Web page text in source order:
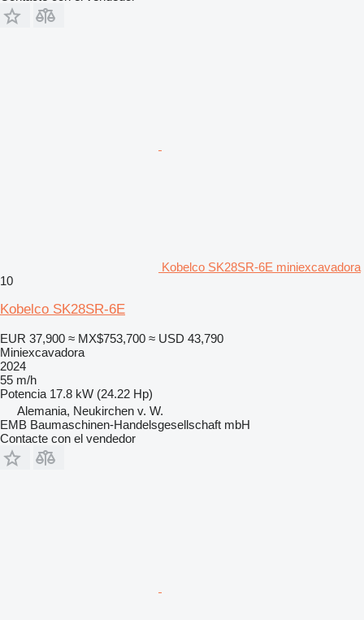
Kobelco SK28SR-6E miniexcavadora
10
Kobelco SK28SR-6E
EUR 37,900 ≈ MX$753,700 ≈ USD 43,790
Miniexcavadora
2024
55 m/h
Potencia 17.8 kW (24.22 Hp)
Alemania, Neukirchen v. W.
EMB Baumaschinen-Handelsgesellschaft mbH
Contacte con el vendedor